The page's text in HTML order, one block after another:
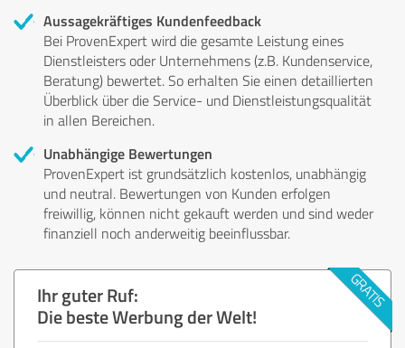
Aussagekräftiges Kundenfeedback
Bei ProvenExpert wird die gesamte Leistung eines
Dienstleisters oder Unternehmens (z.B. Kundenservice,
Beratung) bewertet. So erhalten Sie einen detaillierten
Überblick über die Service- und Dienstleistungsqualität
in allen Bereichen.
Unabhängige Bewertungen
ProvenExpert ist grundsätzlich kostenlos, unabhängig
und neutral. Bewertungen von Kunden erfolgen
freiwillig, können nicht gekauft werden und sind weder
finanziell noch anderweitig beeinflussbar.
Ihr guter Ruf:
Die beste Werbung der Welt!